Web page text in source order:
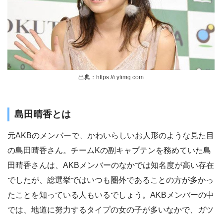
出典：https://i.ytimg.com
島田晴香とは
元AKBのメンバーで、かわいらしいお人形のような見た目
の島田晴香さん。チームKの副キャプテンを務めていた島
田晴香さんは、AKBメンバーのなかでは知名度が高い存在
でしたが、総選挙ではいつも圏外であることの方が多かっ
たことを知っている人もいるでしょう。AKBメンバーの中
では、地道に努力するタイプの女の子が多いなかで、ガツ